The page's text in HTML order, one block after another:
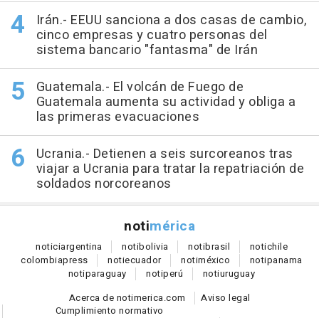
Irán.- EEUU sanciona a dos casas de cambio,
cinco empresas y cuatro personas del
sistema bancario "fantasma" de Irán
Guatemala.- El volcán de Fuego de
Guatemala aumenta su actividad y obliga a
las primeras evacuaciones
Ucrania.- Detienen a seis surcoreanos tras
viajar a Ucrania para tratar la repatriación de
soldados norcoreanos
notimérica
noticiargentina notibolivia notibrasil notichile
colombiapress notiecuador notiméxico notipanama
notiparaguay notiperú notiuruguay
Acerca de notimerica.com
Aviso legal
Cumplimiento normativo